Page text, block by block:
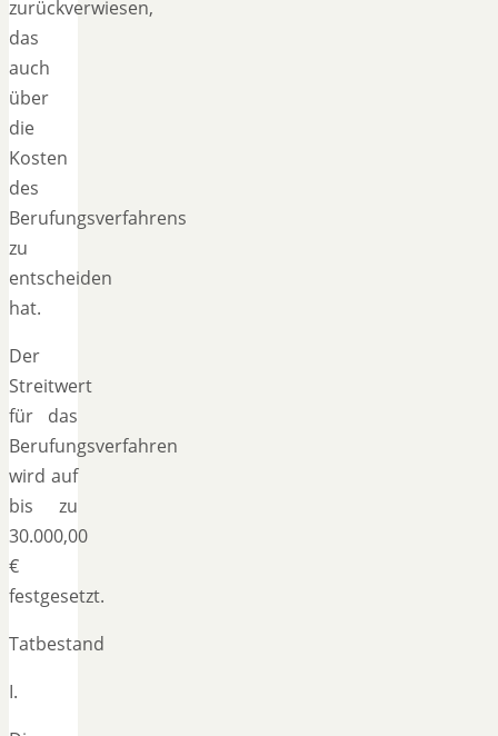
zurückverwiesen,
das
auch
über
die
Kosten
des
Berufungsverfahrens
zu
entscheiden
hat.
Der
Streitwert
für das
Berufungsverfahren
wird auf
bis zu
30.000,00
€
festgesetzt.
Tatbestand
I.